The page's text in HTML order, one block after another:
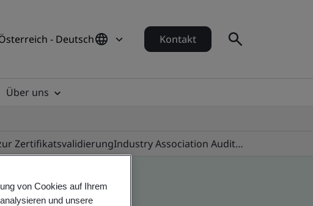
- Deutsch Kontakt
Über uns
Zertifikatsvalidierung Industry Association Audit Programmes
von Cookies auf Ihrem
und unsere